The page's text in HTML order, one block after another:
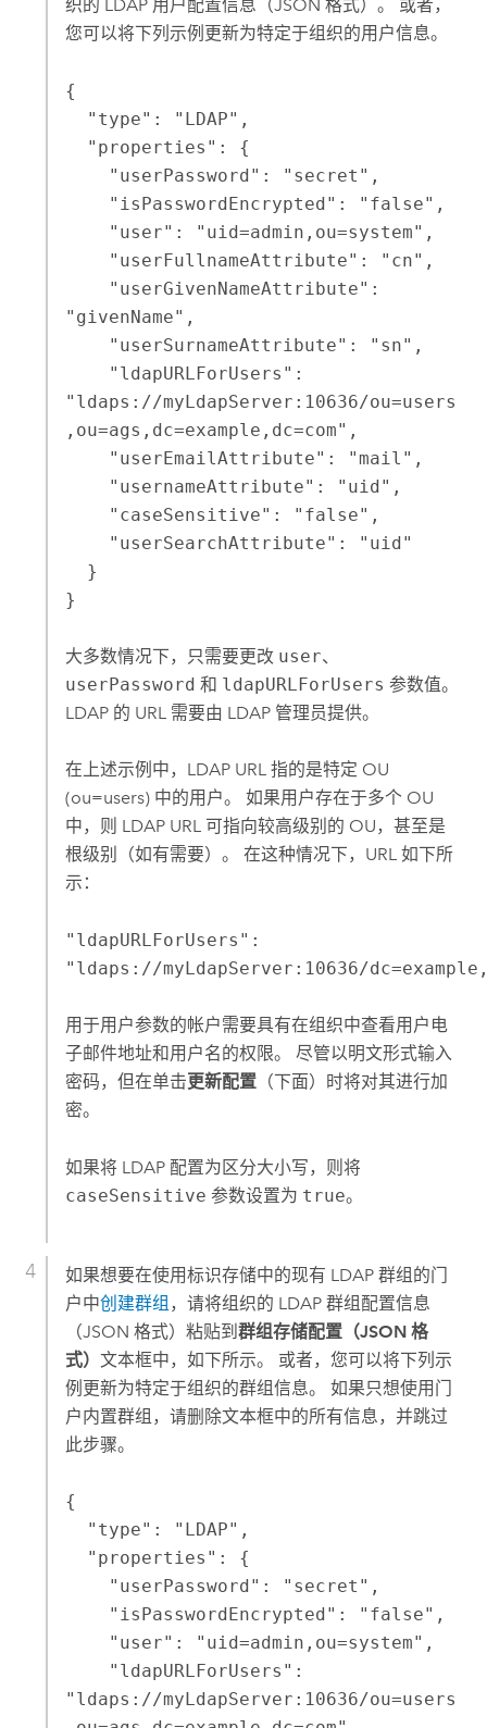
织的 LDAP 用户配置信息（JSON 格式）。 或者，
您可以将下列示例更新为特定于组织的用户信息。
{
"givenName",
"ldaps://myLdapServer:10636/ou=users
,ou=ags,dc=example,dc=com",
}
大多数情况下，只需要更改 user、
userPassword 和 ldapURLForUsers 参数值。
LDAP 的 URL 需要由 LDAP 管理员提供。
在上述示例中，LDAP URL 指的是特定 OU
(ou=users) 中的用户。 如果用户存在于多个 OU
中，则 LDAP URL 可指向较高级别的 OU，甚至是
根级别（如有需要）。 在这种情况下，URL 如下所
示：
"ldapURLForUsers":
"ldaps://myLdapServer:10636/
用于用户参数的帐户需要具有在组织中查看用户电
子邮件地址和用户名的权限。 尽管以明文形式输入
密码，但在单击更新配置（下面）时将对其进行加
密。
如果将 LDAP 配置为区分大小写，则将
caseSensitive 参数设置为 true。
如果想要在使用标识存储中的现有 LDAP 群组的门
户中创建群组 ，请将组织的 LDAP 群组配置信息
（JSON 格式）粘贴到 群组存储配置（JSON 格
式） 文本框中，如下所示。 或者，您可以将下列示
例更新为特定于组织的群组信息。 如果只想使用门
户内置群组，请删除文本框中的所有信息，并跳过
此步骤。
{
"ldaps://myLdapServer:10636/ou=users